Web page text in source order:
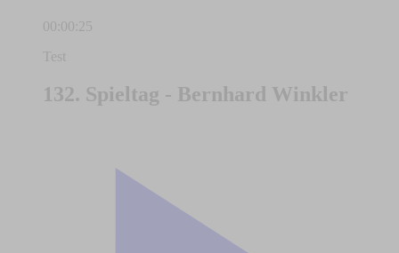
00:00:25
Test
132. Spieltag - Bernhard Winkler